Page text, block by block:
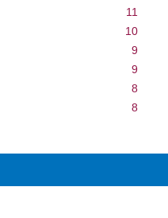
11
10
9
9
8
8